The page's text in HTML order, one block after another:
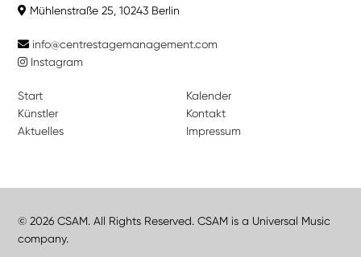
Mühlenstraße 25, 10243 Berlin
info@centrestagemanagement.com
Instagram
Start
Künstler
Aktuelles
Kalender
Kontakt
Impressum
© 2026 CSAM. All Rights Reserved. CSAM is a Universal Music
company.